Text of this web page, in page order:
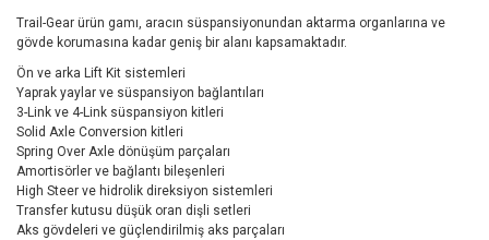
Trail-Gear ürün gamı, aracın süspansiyonundan aktarma organlarına ve
gövde korumasına kadar geniş bir alanı kapsamaktadır.
Ön ve arka Lift Kit sistemleri
Yaprak yaylar ve süspansiyon bağlantıları
3-Link ve 4-Link süspansiyon kitleri
Solid Axle Conversion kitleri
Spring Over Axle dönüşüm parçaları
Amortisörler ve bağlantı bileşenleri
High Steer ve hidrolik direksiyon sistemleri
Transfer kutusu düşük oran dişli setleri
Aks gövdeleri ve güçlendirilmiş aks parçaları